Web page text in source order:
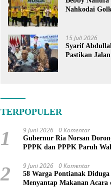
Nahkodai
15 Juli 2026
Syarif
Pastikan
TERPOPULER
1 9 Juni 2026 0 Komentar
Gubernur Ria Norsan
PPPK dan PPPK Paruh
2 9 Juni 2026 0 Komentar
58 Warga Pontianak
Menyantap Makanan Acara